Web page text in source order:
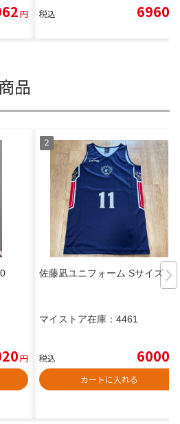
円 税込 6960
品
円
佐藤凪ユニフォーム Sサイズ
マイストア在庫： 4461
税込 6000
カートに入れる